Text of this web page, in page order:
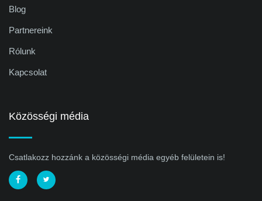
Blog
Partnereink
Rólunk
Kapcsolat
Közösségi média
Csatlakozz hozzánk a közösségi média egyéb felületein is!